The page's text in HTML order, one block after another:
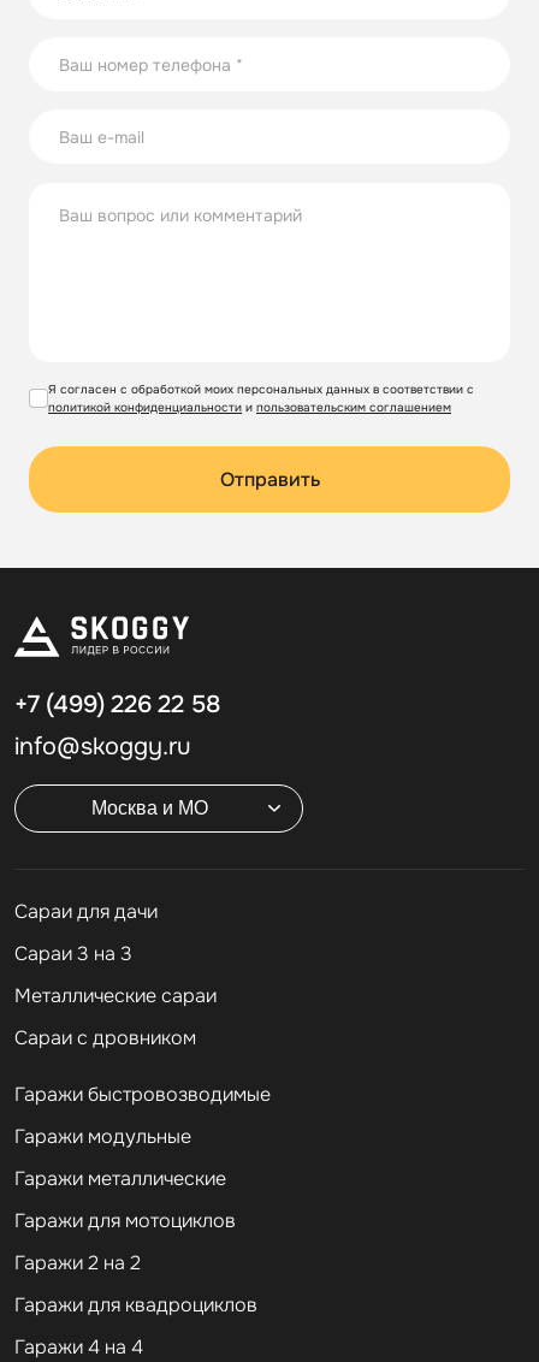
Я согласен с обработкой моих персональных данных в соответствии с
политикой конфиденциальности и пользовательским соглашением
Отправить
+7 (499) 226 22 58
info@skoggy.ru
Москва и МО
Cараи для дачи
Сараи 3 на 3
Металлические сараи
Сараи с дровником
Гаражи быстровозводимые
Гаражи модульные
Гаражи металлические
Гаражи для мотоциклов
Гаражи 2 на 2
Гаражи для квадроциклов
Гаражи 4 на 4